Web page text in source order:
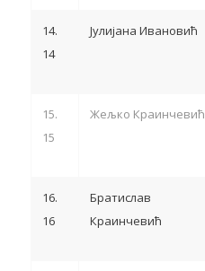
14.
14
Јулијана Ивановић
15.
15
Жељко Краинчевић
16.
16
Братислав
Краинчевић